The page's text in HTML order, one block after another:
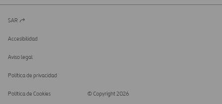
Abrir
una
nueva
SAR
Accesibilidad
Aviso legal
Política de privacidad
Política de Cookies © Copyright 2026